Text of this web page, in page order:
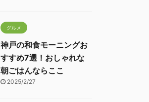
グルメ
神戸の和食モーニングお
すすめ7選！おしゃれな
朝ごはんならここ
2025/2/27